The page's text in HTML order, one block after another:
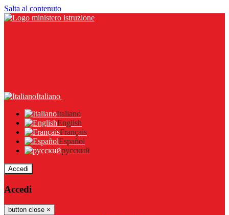
Salta al contenuto
Italiano
Italiano
English
Français
Español
русский
Accedi
Accedi
button close ×